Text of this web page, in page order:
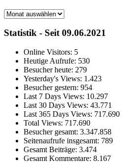
Archiv
Statistik - Seit 09.06.2021
Online Visitors: 5
Heutige Aufrufe: 530
Besucher heute: 279
Yesterday's Views: 1.423
Besucher gestern: 954
Last 7 Days Views: 10.297
Last 30 Days Views: 43.771
Last 365 Days Views: 717.690
Total Views: 717.690
Besucher gesamt: 3.347.858
Seitenaufrufe insgesamt: 789
Gesamt Beiträge: 3.474
Gesamt Kommentare: 8.167